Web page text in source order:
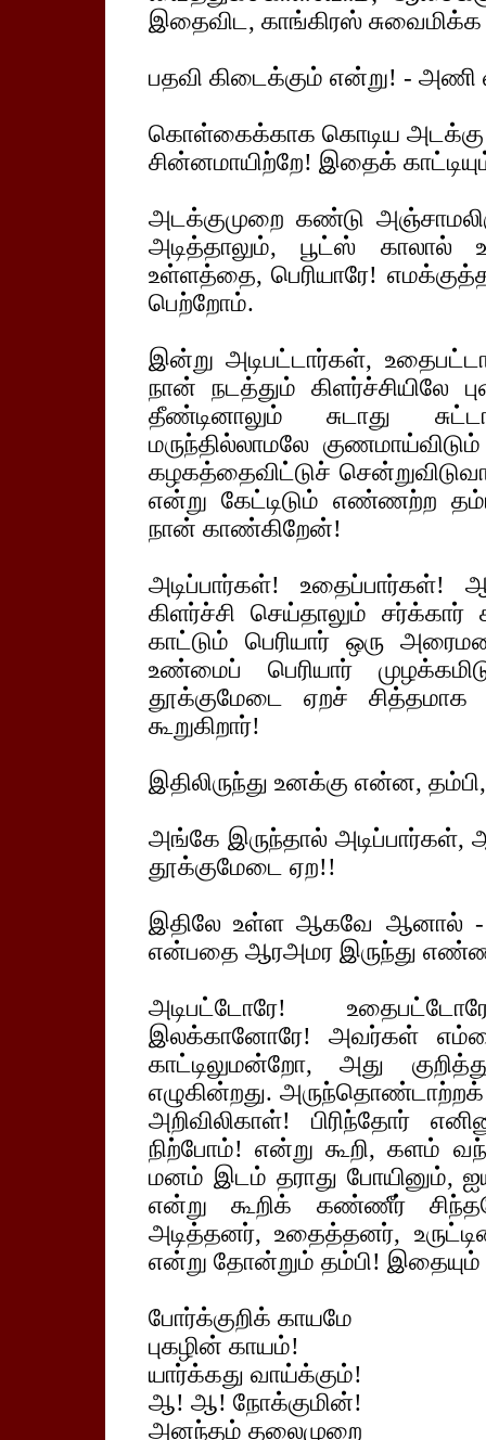
இதைவிட, காங்கிரஸ்
பதவி கிடைக்கும் என்று! - அணி
கொள்கைக்காக கொடிய அடக்கு
சின்னமாயிற்றே! இதைக்
அடக்குமுறை கண்டு
அடித்தாலும், பூட்ஸ் காலால்
உள்ளத்தை, பெரியாரே!
பெற்றோம்.
இன்று அடிபட்டார்கள்,
நான் நடத்தும் கிளர்ச்சியிலே
தீண்டினாலும் சுடாது
மருந்தில்லாமலே
கழகத்தைவிட்டுச்
என்று கேட்டிடும் எண்ணற்ற
நான் காண்கிறேன்!
அடிப்பார்கள்!
கிளர்ச்சி செய்தாலும்
காட்டும் பெரியார் ஒரு
உண்மைப் பெரியார்
தூக்குமேடை ஏறச்
கூறுகிறார்!
இதிலிருந்து உனக்கு என்ன, தம்பி,
அங்கே இருந்தால்
தூக்குமேடை ஏற!!
இதிலே உள்ள ஆகவே ஆனால் -
என்பதை ஆரஅமர இருந்து
அடிபட்டோரே!
இலக்கானோரே! அவர்கள்
காட்டிலுமன்றோ, அது
எழுகின்றது.
அறிவிலிகாள்! பிரிந்தோர்
நிற்போம்! என்று கூறி, களம்
மனம் இடம் தராது போயினும்,
என்று கூறிக் கண்ணீர்
அடித்தனர், உதைத்தனர்,
என்று தோன்றும் தம்பி!
போர்க்குறிக் காயமே
புகழின் காயம்!
யார்க்கது வாய்க்கும்!
ஆ! ஆ! நோக்குமின்!
அனந்தம் தலைமுறை